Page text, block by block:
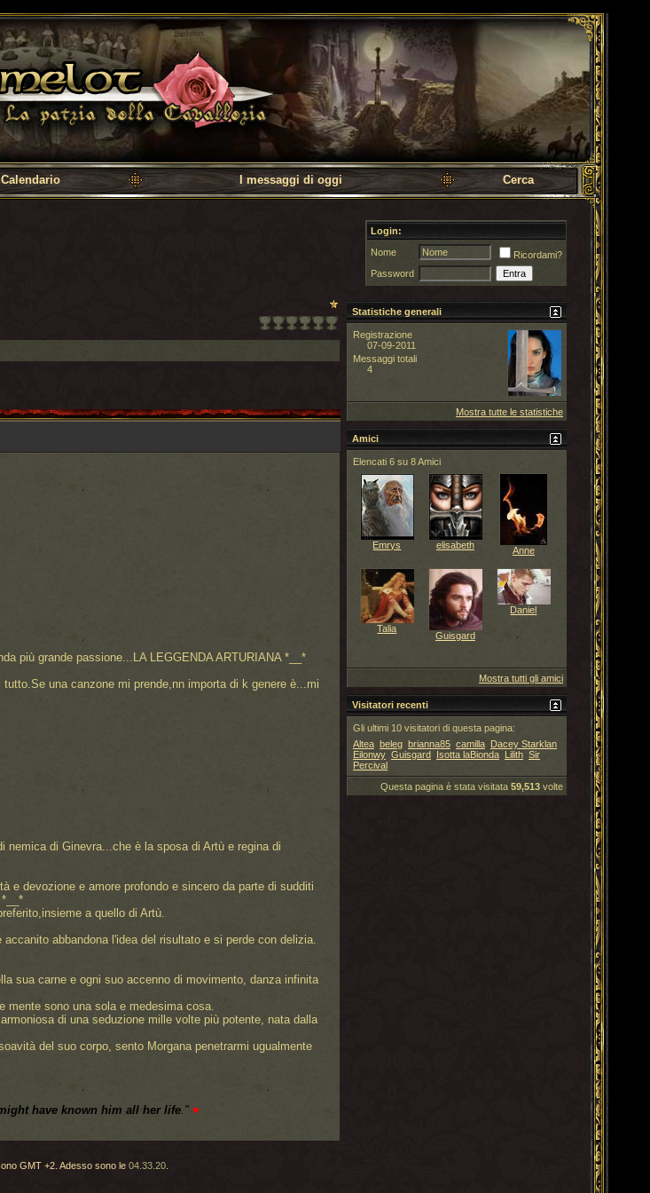
Calendario I messaggi di oggi Cerca
Login:
Nome
Ricordami?
Password
più grande passione...LA LEGGENDA ARTURIANA *__*
una canzone mi prende,nn importa di k genere è...mi
nemica di Ginevra...che è la sposa di Artù e regina di
e devozione e amore profondo e sincero da parte di sudditi
a quello di Artù.
abbandona l'idea del risultato e si perde con delizia.
sua carne e ogni suo accenno di movimento, danza infinita
mente sono una sola e medesima cosa.
di una seduzione mille volte più potente, nata dalla
del suo corpo, sento Morgana penetrarmi ugualmente
have known him all her life."♥
Statistiche generali
Registrazione
07-09-2011
Messaggi totali
4
Mostra tutte le statistiche
Amici
Elencati 6 su 8 Amici
Emrys elisabeth Anne
Talia
Guisgard
Daniel
Mostra tutti gli amici
Visitatori recenti
Gli ultimi 10 visitatori di questa pagina:
Altea beleg brianna85 camilla Dacey Starklan
Eilonwy Guisgard Isotta laBionda Lilith Sir
Percival
Questa pagina è stata visitata 59,513volte
GMT +2. Adesso sono le 04.33.20.